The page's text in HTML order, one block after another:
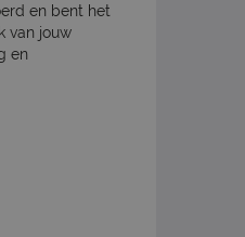
en bent het
van jouw
en